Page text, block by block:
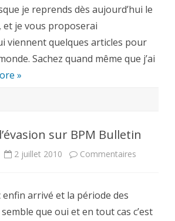
je reprends dès aujourd’hui le
je vous proposerai
viennent quelques articles pour
Sachez quand même que j’ai
»
sur BPM Bulletin
2 juillet 2010 Commentaires
enfin arrivé et la période des
que oui et en tout cas c’est